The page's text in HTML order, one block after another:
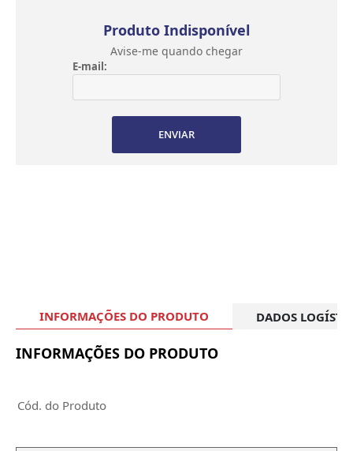
Produto Indisponível
Avise-me quando chegar
E-mail:
ENVIAR
INFORMAÇÕES DO PRODUTO DADOS
INFORMAÇÕES DO PRODUTO
Cód. do Produto